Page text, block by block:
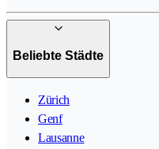
Beliebte Städte
Zürich
Genf
Lausanne